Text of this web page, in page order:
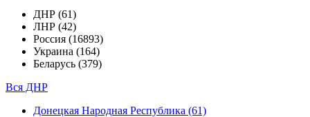
ДНР (61)
ЛНР (42)
Россия (16893)
Украина (164)
Беларусь (379)
Вся ДНР
Донецкая Народная Республика (61)